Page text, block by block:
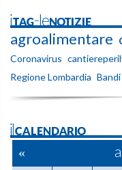
iTAG-leNOTIZIE
agroalimentare
Coronavirus
Regione Lombardia Bandi
ilCALENDARIO
«